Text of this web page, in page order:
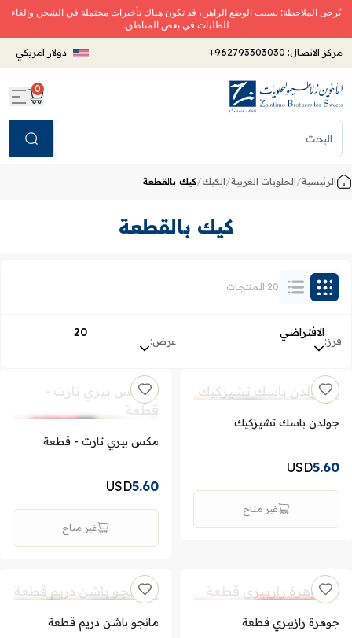
يُرجى الملاحظة: بسبب الوضع الراهن، قد تكون هناك تأخيرات محتملة في الشحن وإلغاء
للطلبات في بعض المناطق.
مركز الاتصال: +962793303030 دولار امريكي
0
الرئيسية/الحلويات الغربية/الكيك/كيك بالقطعة
كيك بالقطعة
20 المنتجات
فرز:
الافتراضي
عرض:
20
جولدن باسك تشيزكيك
5.60
USD
غير متاح
مكس بيري تارت - قطعة
5.60
USD
غير متاح
جوهرة رازبيري قطعة مانجو باشن دريم قطعة